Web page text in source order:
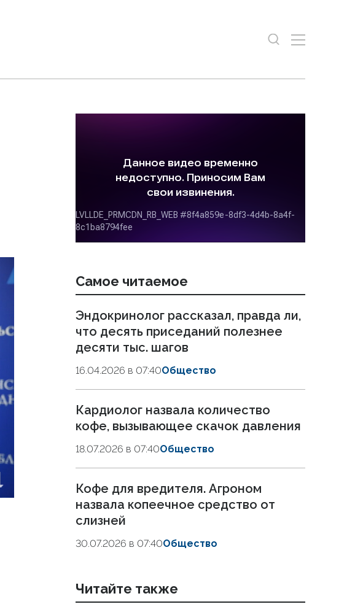
Самое читаемое
Эндокринолог рассказал, правда ли,
что десять приседаний полезнее
десяти тыс. шагов
16.04.2026 в 07:40Общество
Кардиолог назвала количество
кофе, вызывающее скачок давления
18.07.2026 в 07:40Общество
Кофе для вредителя. Агроном
назвала копеечное средство от
слизней
30.07.2026 в 07:40Общество
Читайте также